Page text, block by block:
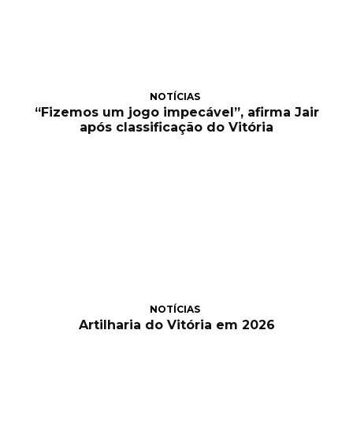
NOTÍCIAS
“Fizemos um jogo impecável”, afirma Jair
após classificação do Vitória
NOTÍCIAS
Artilharia do Vitória em 2026